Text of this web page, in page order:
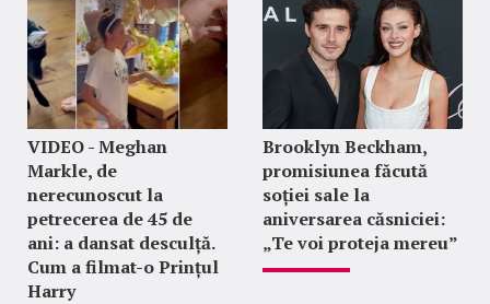
VIDEO - Meghan
Markle, de
nerecunoscut la
petrecerea de 45 de
ani: a dansat desculță.
Cum a filmat-o Prințul
Harry
Brooklyn Beckham,
promisiunea făcută
soției sale la
aniversarea căsniciei:
„Te voi proteja mereu”